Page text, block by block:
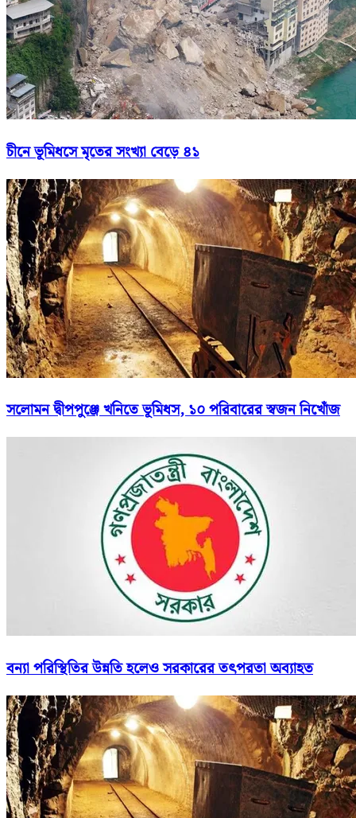
চীনে ভূমিধসে মৃতের সংখ্যা বেড়ে ৪১
সলোমন দ্বীপপুঞ্জে খনিতে ভূমিধস, ১০ পরিবারের স্বজন নিখোঁজ
বন্যা পরিস্থিতির উন্নতি হলেও সরকারের তৎপরতা অব্যাহত